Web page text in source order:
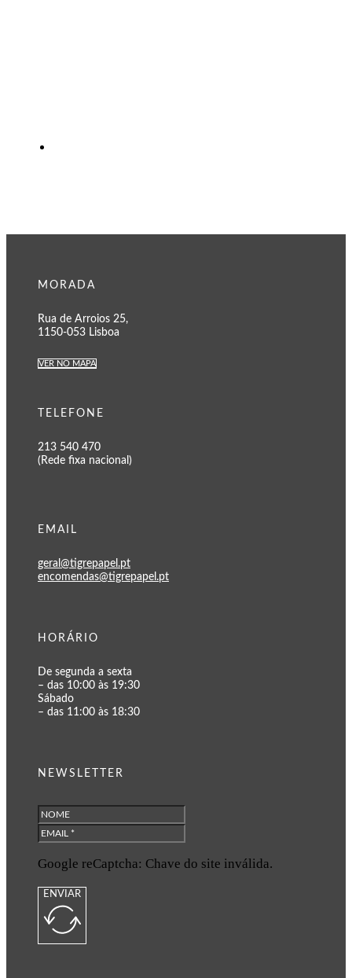
MORADA
Rua de Arroios 25,
1150-053 Lisboa
VER NO MAPA
TELEFONE
213 540 470
(Rede fixa nacional)
EMAIL
geral@tigrepapel.pt
encomendas@tigrepapel.pt
HORÁRIO
De segunda a sexta
– das 10:00 às 19:30
Sábado
– das 11:00 às 18:30
NEWSLETTER
Google reCaptcha: Chave do site inválida.
ENVIAR